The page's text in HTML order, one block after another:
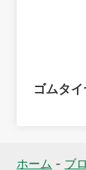
ゴムタ
ホーム - ブ